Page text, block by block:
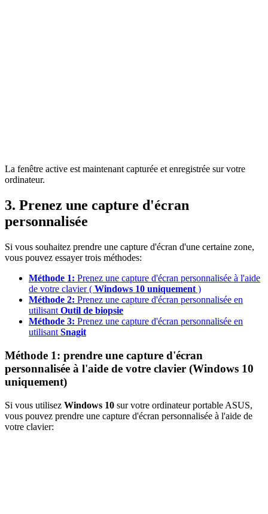
La fenêtre active est maintenant capturée et enregistrée sur votre
ordinateur.
3. Prenez une capture d'écran
personnalisée
Si vous souhaitez prendre une capture d'écran d'une certaine zone,
vous pouvez essayer trois méthodes:
Méthode 1: Prenez une capture d'écran personnalisée à l'aide
de votre clavier ( Windows 10 uniquement )
Méthode 2: Prenez une capture d'écran personnalisée en
utilisant Outil de biopsie
Méthode 3: Prenez une capture d'écran personnalisée en
utilisant Snagit
Méthode 1: prendre une capture d'écran
personnalisée à l'aide de votre clavier (Windows 10
uniquement)
Si vous utilisez Windows 10 sur votre ordinateur portable ASUS,
vous pouvez prendre une capture d'écran personnalisée à l'aide de
votre clavier: